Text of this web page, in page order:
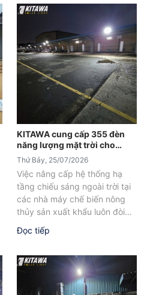
KITAWA cung cấp 355 đèn
năng lượng mặt trời cho
Công ty Vạn Đức Tiền Giang
Thứ Bảy, 25/07/2026
Việc nâng cấp hệ thống hạ
tầng chiếu sáng ngoài trời tại
các nhà máy chế biến nông
thủy sản xuất khẩu luôn đòi
hỏi những...
Đọc tiếp